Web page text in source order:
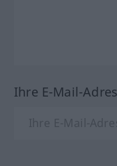
Ihre E-Mail-